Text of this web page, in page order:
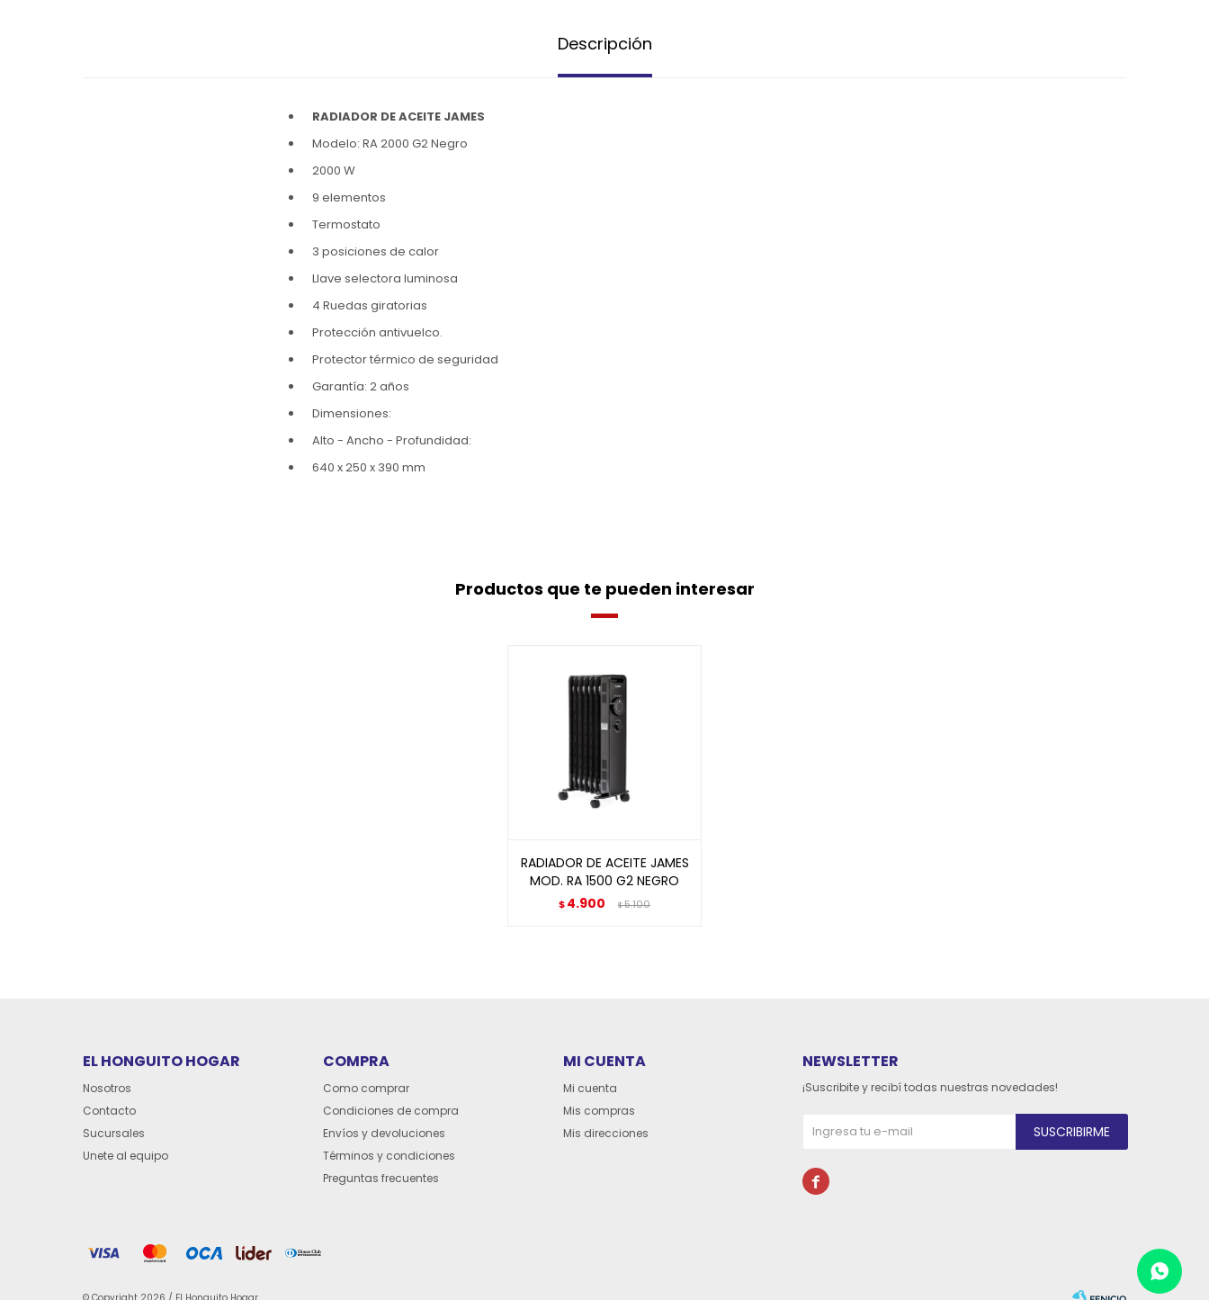
Descripción
RADIADOR DE ACEITE JAMES
Modelo: RA 2000 G2 Negro
2000 W
9 elementos
Termostato
3 posiciones de calor
Llave selectora luminosa
4 Ruedas giratorias
Protección antivuelco.
Protector térmico de seguridad
Garantía: 2 años
Dimensiones:
Alto - Ancho - Profundidad:
640 x 250 x 390 mm
Productos que te pueden interesar
RADIADOR DE ACEITE JAMES
MOD. RA 1500 G2 NEGRO
$4.900 $5.100
EL HONGUITO HOGAR
Nosotros
Contacto
Sucursales
Unete al equipo
COMPRA
Como comprar
Condiciones de compra
Envíos y devoluciones
Términos y condiciones
Preguntas frecuentes
MI CUENTA
Mi cuenta
Mis compras
Mis direcciones
NEWSLETTER
¡Suscribite y recibí todas nuestras novedades!
SUSCRIBIRME
